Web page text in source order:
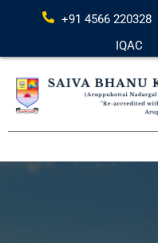
+91 4566 220328
IQAC